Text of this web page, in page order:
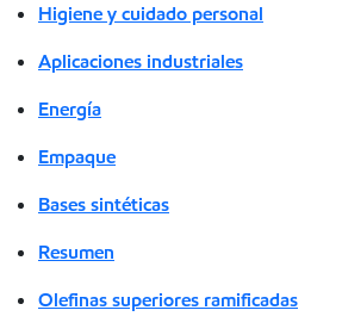
Higiene y cuidado personal
Aplicaciones industriales
Energía
Empaque
Bases sintéticas
Resumen
Olefinas superiores ramificadas